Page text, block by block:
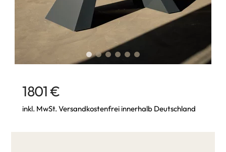
1801 €
inkl. MwSt. Versandkostenfrei innerhalb Deutschland